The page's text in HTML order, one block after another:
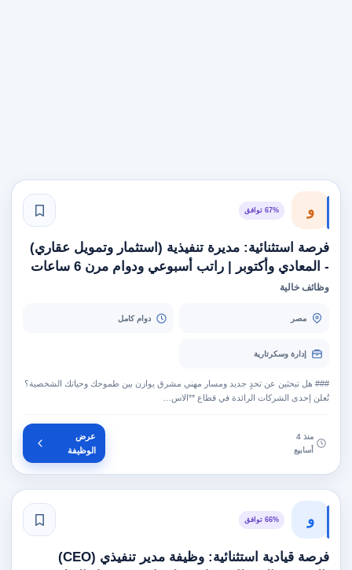
و 67% توافق
فرصة استثنائية: مديرة تنفيذية (استثمار وتمويل عقاري)
- المعادي وأكتوبر | راتب أسبوعي ودوام مرن 6 ساعات
وظائف خالية
مصر دوام كامل
إدارة وسكرتارية
### هل تبحثين عن تحدٍ جديد ومسار مهني مشرق يوازن بين طموحك وحياتك الشخصية؟
تُعلن إحدى الشركات الرائدة في قطاع **الاس…
منذ 4
أسابيع
عرض
الوظيفة
و 66% توافق
فرصة قيادية استثنائية: وظيفة مدير تنفيذي (CEO)